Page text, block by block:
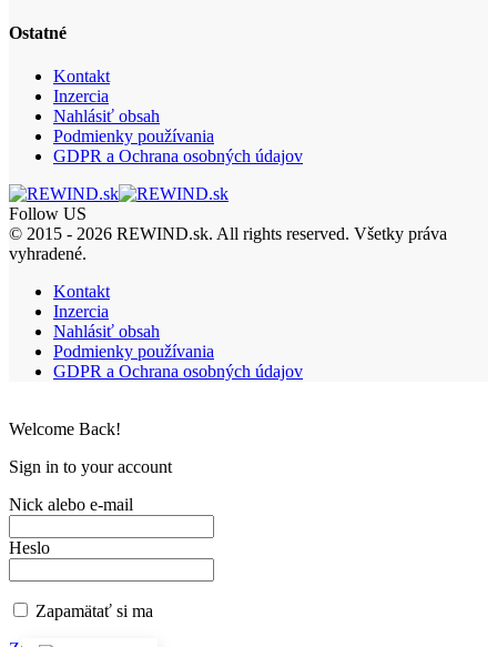
Ostatné
Kontakt
Inzercia
Nahlásiť obsah
Podmienky používania
GDPR a Ochrana osobných údajov
Follow US
© 2015 - 2026 REWIND.sk. All rights reserved. Všetky práva
vyhradené.
Kontakt
Inzercia
Nahlásiť obsah
Podmienky používania
GDPR a Ochrana osobných údajov
Welcome Back!
Sign in to your account
Nick alebo e-mail
Heslo
Zapamätať si ma